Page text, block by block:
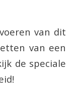
van dit
van een
de speciale